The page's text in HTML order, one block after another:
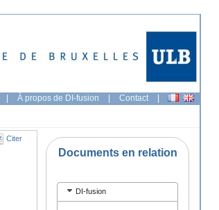
| À propos de DI-fusion | Contact |
Citer
Documents en relation
DI-fusion